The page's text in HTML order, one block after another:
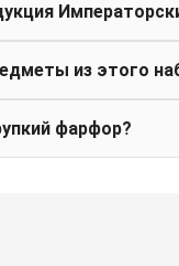
из этого
фарфор?